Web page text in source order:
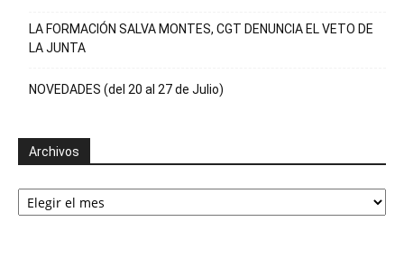
LA FORMACIÓN SALVA MONTES, CGT DENUNCIA EL VETO DE
LA JUNTA
NOVEDADES (del 20 al 27 de Julio)
Archivos
Archivos